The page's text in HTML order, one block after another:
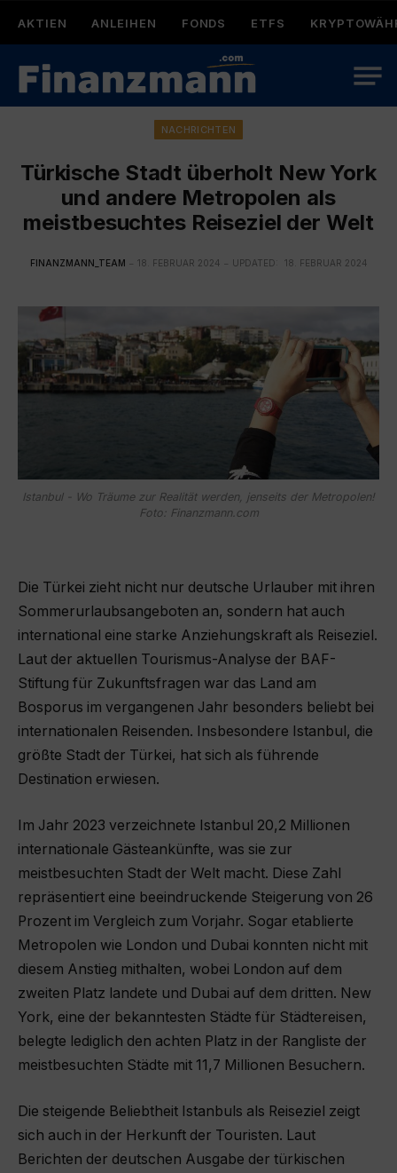
AKTIEN ANLEIHEN FONDS ETFS
NACHRICHTEN
Türkische Stadt überholt New York
und andere Metropolen als
meistbesuchtes Reiseziel der Welt
FINANZMANN_TEAM 18. FEBRUAR 2024 UPDATED: 18. FEBRUAR 2024
Istanbul - Wo Träume zur Realität werden, jenseits der Metropolen!
Foto: Finanzmann.com
Die Türkei zieht nicht nur deutsche Urlauber mit ihren
Sommerurlaubsangeboten an, sondern hat auch
international eine starke Anziehungskraft als Reiseziel.
Laut der aktuellen Tourismus-Analyse der BAF-
Stiftung für Zukunftsfragen war das Land am
Bosporus im vergangenen Jahr besonders beliebt bei
internationalen Reisenden. Insbesondere Istanbul, die
größte Stadt der Türkei, hat sich als führende
Destination erwiesen.
Im Jahr 2023 verzeichnete Istanbul 20,2 Millionen
internationale Gästeankünfte, was sie zur
meistbesuchten Stadt der Welt macht. Diese Zahl
repräsentiert eine beeindruckende Steigerung von 26
Prozent im Vergleich zum Vorjahr. Sogar etablierte
Metropolen wie London und Dubai konnten nicht mit
diesem Anstieg mithalten, wobei London auf dem
zweiten Platz landete und Dubai auf dem dritten. New
York, eine der bekanntesten Städte für Städtereisen,
belegte lediglich den achten Platz in der Rangliste der
meistbesuchten Städte mit 11,7 Millionen Besuchern.
Die steigende Beliebtheit Istanbuls als Reiseziel zeigt
sich auch in der Herkunft der Touristen. Laut
Berichten der deutschen Ausgabe der türkischen